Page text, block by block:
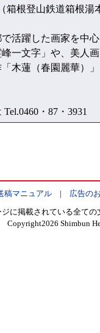
根登山鉄道箱根湯
活躍した画家を中
一文字」や、美人
木蓮（春園麗華）
・87・3931
稿マニュアル| 広告の
に掲載されている全て
Copyright2026 Shimbun